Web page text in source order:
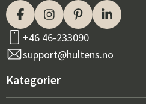
+46 46-233090
support@hultens.no
Kategorier